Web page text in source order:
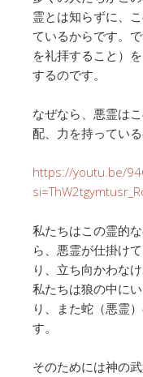
霊とは知らずに、
ているからです。
を礼拝すること）
するのです。
なぜなら、悪霊は
配、力を持っている
https://youtu.be/
私たちはこの霊的
ら、悪霊が仕掛け
り、立ち向かわな
私たちは狼の中に
り、また蛇（悪霊
す。
そのためには神の